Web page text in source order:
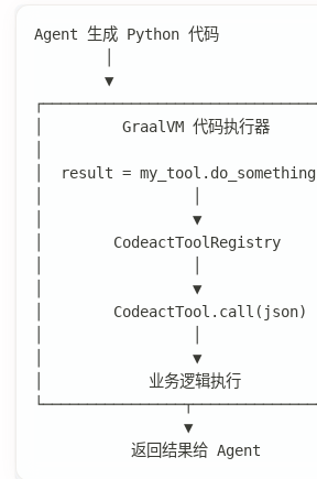
Agent 生成 Python 代码
        ▼
│         GraalVM 代码执行器
│  result =
│                 ▼
│        CodeactToolRegistry
│                 ▼
│
│                 ▼
│            业务逻辑执行
                 ▼
           返回结果给 Agent